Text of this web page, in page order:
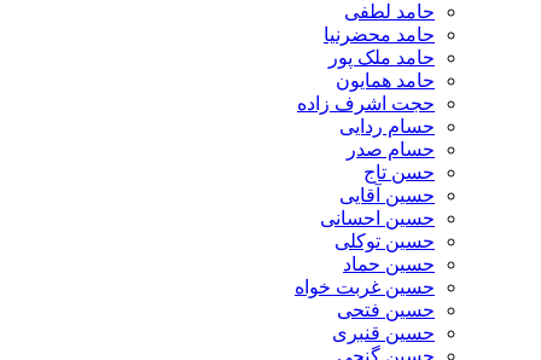
حامد لطفی
حامد محضرنیا
حامد ملک پور
حامد همایون
حجت اشرف زاده
حسام ردایی
حسام صدر
حسن تاج
حسین آقایی
حسین احسانی
حسین توکلی
حسین حماد
حسین غربت خواه
حسین فتحی
حسین قنبری
حسین گنجی